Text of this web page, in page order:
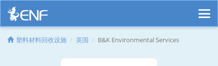
塑料材料回收设施 英国 B&K Environmental Services